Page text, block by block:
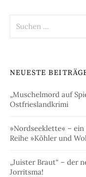
nach:
NEUESTE
„Muschelmord auf
Ostfrieslandkrimi
»Nordseeklette« –
Reihe »Köhler und
„Juister Braut“ – der
Jorritsma!